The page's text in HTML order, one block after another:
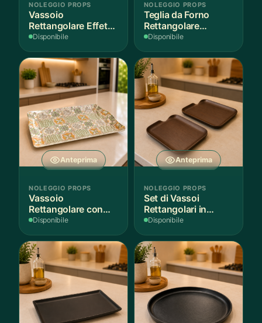
NOLEGGIO PROPS
Vassoio
Rettangolare Effetto
Legno
Disponibile
NOLEGGIO PROPS
Teglia da Forno
Rettangolare
Antiaderente
Disponibile
Anteprima
NOLEGGIO PROPS
Vassoio
Rettangolare con
Fantasia
Disponibile
Anteprima
NOLEGGIO PROPS
Set di Vassoi
Rettangolari in
Finitura Legno
Disponibile